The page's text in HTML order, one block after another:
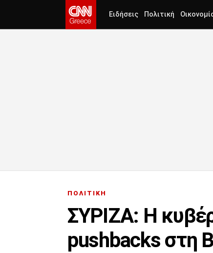
Ειδήσεις Πολιτική
ΠΟΛΙΤΙΚΗ
ΣΥΡΙΖΑ: Η
pushbacks στη